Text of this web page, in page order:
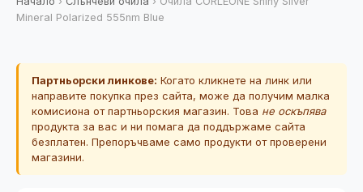
🎟️ Купони
Mineral Polarized 555nm Blue
Партньорски линкове: Когато кликнете на линк или
направите покупка през сайта, може да получим малка
комисиона от партньорския магазин. Това не оскъпява
продукта за вас и ни помага да поддържаме сайта
безплатен. Препоръчваме само продукти от проверени
магазини.